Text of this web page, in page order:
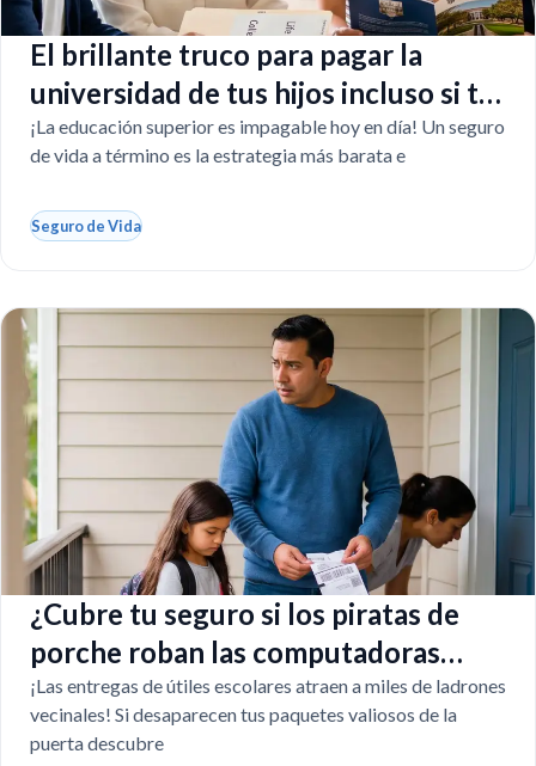
El brillante truco para pagar la
universidad de tus hijos incluso si tú
faltas
¡La educación superior es impagable hoy en día! Un seguro
de vida a término es la estrategia más barata e
Seguro de Vida
¿Cubre tu seguro si los piratas de
porche roban las computadoras
escolares?
¡Las entregas de útiles escolares atraen a miles de ladrones
vecinales! Si desaparecen tus paquetes valiosos de la
puerta descubre